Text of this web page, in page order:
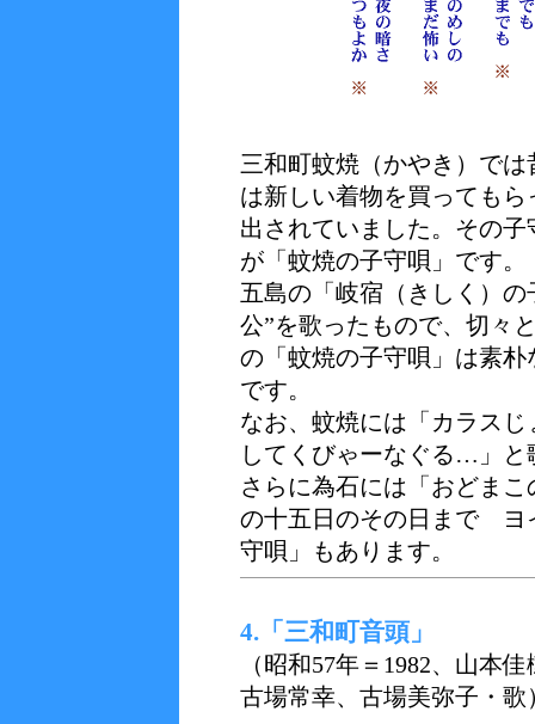
三和町蚊焼（かやき）で
は新しい着物を買っても
出されていました。その
が「蚊焼の子守唄」です。
五島の「岐宿（きしく）
公”を歌ったもので、切々
の「蚊焼の子守唄」は素
です。
なお、蚊焼には「カラス
してくびゃーなぐる…」と
さらに為石には「おどま
の十五日のその日まで ヨ
守唄」もあります。
4.「三和町音頭」
（昭和57年＝1982、山本
古場常幸、古場美弥子・歌